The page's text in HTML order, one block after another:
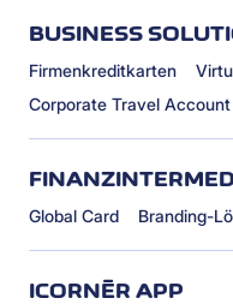
BUSINESS
Firmenkreditkarten
Corporate Travel Account
Global Card Branding-
ICORNÈR APP